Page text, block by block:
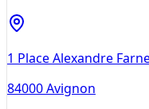
1 Place Alexandre
84000Avignon